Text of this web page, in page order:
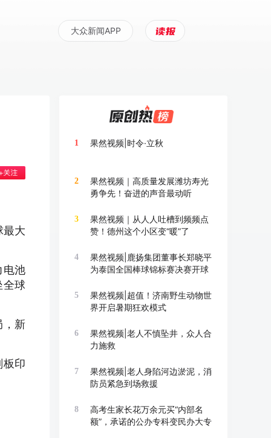
大众新闻APP
最大
电池
全球
，新
板印
1 果然视频|时令·立秋
2
果然视频｜高质量发展潍坊寿光
勇争先！奋进的声音最动听
3
果然视频｜从人人吐槽到频频点
赞！德州这个小区变“暖”了
4
果然视频|鹿扬集团董事长郑晓平
为泰国全国棒球锦标赛决赛开球
5
果然视频|超值！济南野生动物世
界开启暑期狂欢模式
6
果然视频|老人不慎坠井，众人合
力施救
7
果然视频|老人身陷河边淤泥，消
防员紧急到场救援
8
高考生家长花万余元买“内部名
额”，承诺的公办专科变民办大专